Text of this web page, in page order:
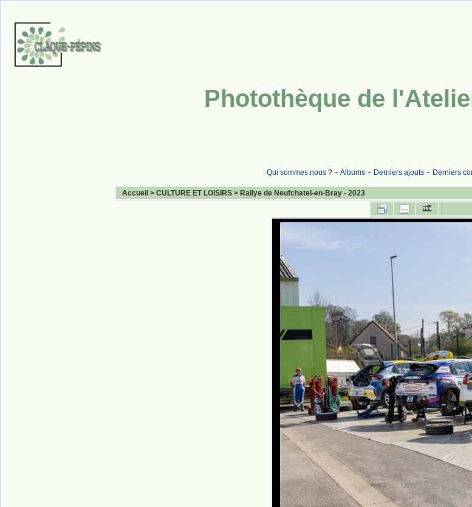
Photothèque de
Qui sommes nous ?
Albums Derniers ajouts Derniers
Accueil > CULTURE ET LOISIRS > Rallye de Neufchatel-en-Bray - 2023